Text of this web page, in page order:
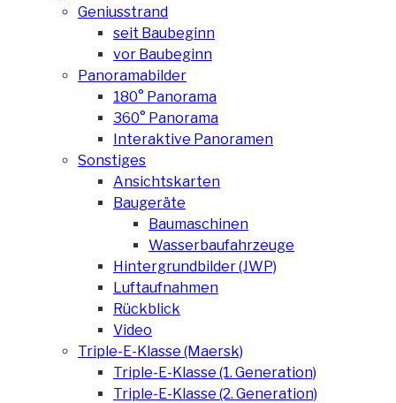
Geniusstrand
seit Baubeginn
vor Baubeginn
Panoramabilder
180° Panorama
360° Panorama
Interaktive Panoramen
Sonstiges
Ansichtskarten
Baugeräte
Baumaschinen
Wasserbaufahrzeuge
Hintergrundbilder (JWP)
Luftaufnahmen
Rückblick
Video
Triple-E-Klasse (Maersk)
Triple-E-Klasse (1. Generation)
Triple-E-Klasse (2. Generation)